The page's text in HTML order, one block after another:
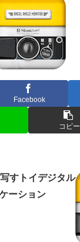
Facebook
コピー
すトイデジタル
ーション